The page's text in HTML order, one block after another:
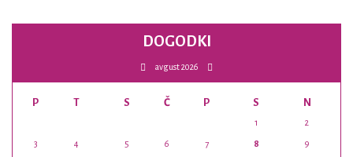
DOGODKI
avgust 2026
P T S Č P S N
1 2
3 4 5 6 7 8 9